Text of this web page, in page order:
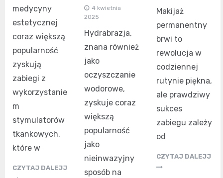
medycyny
estetycznej
coraz większą
popularność
zyskują
zabiegi z
wykorzystanie
m
stymulatorów
tkankowych,
które w
CZYTAJ DALEJJ
4 kwietnia
2025
Hydrabrazja,
znana również
jako
oczyszczanie
wodorowe,
zyskuje coraz
większą
popularność
jako
nieinwazyjny
sposób na
Makijaż
permanentny
brwi to
rewolucja w
codziennej
rutynie piękna,
ale prawdziwy
sukces
zabiegu zależy
od
CZYTAJ DALEJJ